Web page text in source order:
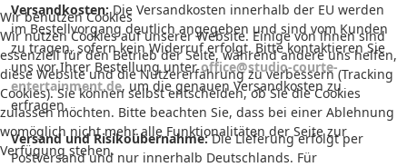
Versandkosten:Die Versandkosten innerhalb der EU werden
im Bestellvorgang deutlich angegeben und sind vom Kunden
zu tragen, sofern kein Widerruf erfolgt. Bitte kontaktieren Sie
uns vor Ihrer Bestellung unteroffice@studio-courte-
entertainment.de, um die genauen Versandkosten zu
erfragen.
Versand und Risikoübernahme:Die Lieferung erfolgt per
Postversand und nur innerhalb Deutschlands. Für
Wir benutzen Cookies
Wir nutzen Cookies auf unserer Website. Einige von ihnen sind
essenziell für den Betrieb der Seite, während andere uns helfen,
diese Website und die Nutzererfahrung zu verbessern (Tracking
Cookies). Sie können selbst entscheiden, ob Sie die Cookies
zulassen möchten. Bitte beachten Sie, dass bei einer Ablehnung
womöglich nicht mehr alle Funktionalitäten der Seite zur
Verfügung stehen.